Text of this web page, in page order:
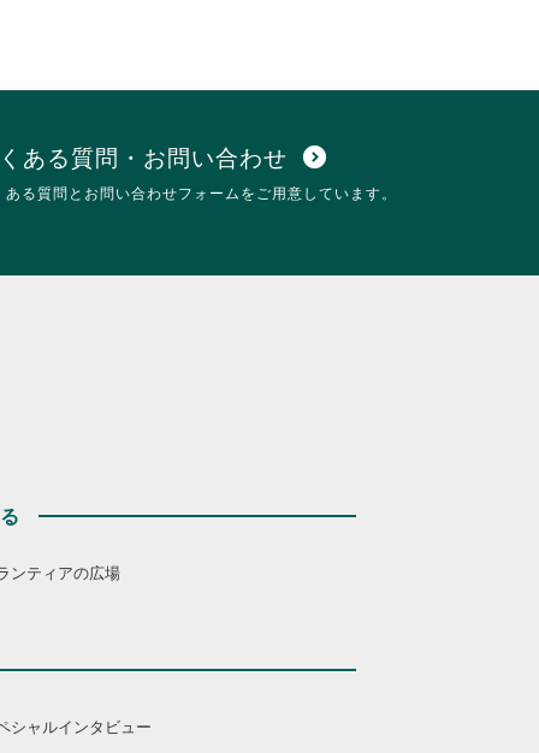
ある質問・お問い合わせ expand_circle_down
ある質問とお問い合わせフォームをご用意しています。
ンティアの広場
シャルインタビュー